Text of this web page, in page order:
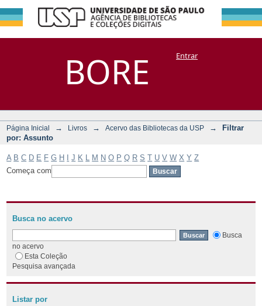
BORE
Filtrar por:
Assunto
DSpace/Manakin + CoriscoEntrar
Página Inicial → Livros → Acervo das Bibliotecas da USP →
Filtrar
por: Assunto
A B C D E F G H J K M N O P Q R S T U V W X Y Z
Começa com
Busca no acervo
Busca
no acervo
Esta Coleção
Pesquisa avançada
Listar por